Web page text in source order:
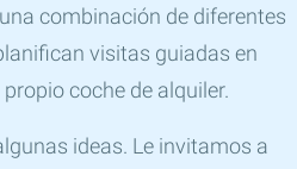
combinación de diferentes
visitas guiadas en
coche de alquiler.
ideas. Le invitamos a